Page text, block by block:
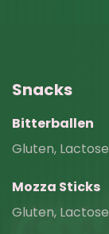
Snacks
Bitterballen
Gluten, Lactose
Mozza Sticks
Gluten, Lactose